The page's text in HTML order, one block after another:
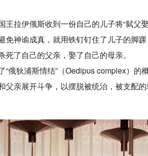
拉伊俄斯收到一份自己的儿子将“弑父娶
神谕成真，就用铁钉钉住了儿子的脚踝
了自己的父亲，娶了自己的母亲。
俄狄浦斯情结”（Oedipus complex）的概
父亲展开斗争，以摆脱被统治，被支配